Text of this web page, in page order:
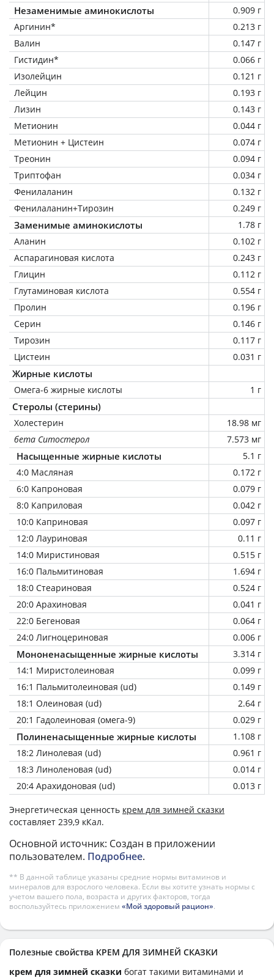
Незаменимые аминокислоты
0.909 г
Аргинин*
0.213 г
Валин
0.147 г
Гистидин*
0.066 г
Изолейцин
0.121 г
Лейцин
0.193 г
Лизин
0.143 г
Метионин
0.044 г
Метионин + Цистеин
0.074 г
Треонин
0.094 г
Триптофан
0.034 г
Фенилаланин
0.132 г
Фенилаланин+Тирозин
0.249 г
Заменимые аминокислоты
1.78 г
Аланин
0.102 г
Аспарагиновая кислота
0.243 г
Глицин
0.112 г
Глутаминовая кислота
0.554 г
Пролин
0.196 г
Серин
0.146 г
Тирозин
0.117 г
Цистеин
0.031 г
Жирные кислоты
Омега-6 жирные кислоты 1 г
Стеролы (стерины)
Холестерин
18.98 мг
бета Ситостерол
7.573 мг
Насыщенные жирные кислоты
5.1 г
4:0 Масляная
0.172 г
6:0 Капроновая
0.079 г
8:0 Каприловая
0.042 г
10:0 Каприновая
0.097 г
12:0 Лауриновая
0.11 г
14:0 Миристиновая
0.515 г
16:0 Пальмитиновая
1.694 г
18:0 Стеариновая
0.524 г
20:0 Арахиновая
0.041 г
22:0 Бегеновая
0.064 г
24:0 Лигноцериновая
0.006 г
Мононенасыщенные жирные кислоты
3.314 г
14:1 Миристолеиновая
0.099 г
16:1 Пальмитолеиновая (ud)
0.149 г
18:1 Олеиновая (ud)
2.64 г
20:1 Гадолеиновая (омега-9)
0.029 г
Полиненасыщенные жирные кислоты
1.108 г
18:2 Линолевая (ud)
0.961 г
18:3 Линоленовая (ud)
0.014 г
20:4 Арахидоновая (ud)
0.013 г
Энергетическая ценность крем для зимней сказки
составляет 239,9 кКал.
Основной источник: Создан в приложении
пользователем. Подробнее.
** В данной таблице указаны средние нормы витаминов и
минералов для взрослого человека. Если вы хотите узнать нормы с
учетом вашего пола, возраста и других факторов, тогда
воспользуйтесь приложением «Мой здоровый рацион».
Полезные свойства КРЕМ ДЛЯ ЗИМНЕЙ СКАЗКИ
крем для зимней сказки богат такими витаминами и